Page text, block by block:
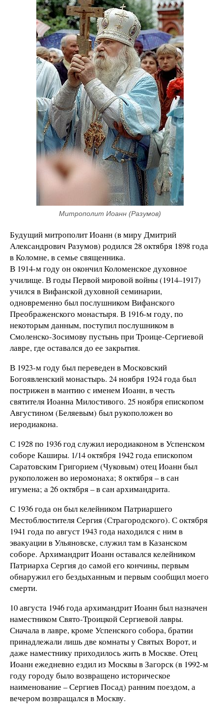
Митрополит Иоанн (Разумов)
Будущий митрополит Иоанн (в миру Дмитрий
Александрович Разумов) родился 28 октября 1898 года
в Коломне, в семье священника.
В 1914-м году он окончил Коломенское духовное
училище. В годы Первой мировой войны (1914–1917)
учился в Вифанской духовной семинарии,
одновременно был послушником Вифанского
Преображенского монастыря. В 1916-м году, по
некоторым данным, поступил послушником в
Смоленско-Зосимову пустынь при Троице-Сергиевой
лавре, где оставался до ее закрытия.
В 1923-м году был переведен в Московский
Богоявленский монастырь. 24 ноября 1924 года был
пострижен в мантию с именем Иоанн, в честь
святителя Иоанна Милостивого. 25 ноября епископом
Августином (Беляевым) был рукоположен во
иеродиакона.
С 1928 по 1936 год служил иеродиаконом в Успенском
соборе Каширы. 1/14 октября 1942 года епископом
Саратовским Григорием (Чуковым) отец Иоанн был
рукоположен во иеромонаха; 8 октября – в сан
игумена; а 26 октября – в сан архимандрита.
С 1936 года он был келейником Патриаршего
Местоблюстителя Сергия (Страгородского). С октября
1941 года по август 1943 года находился с ним в
эвакуации в Ульяновске, служил там в Казанском
соборе. Архимандрит Иоанн оставался келейником
Патриарха Сергия до самой его кончины, первым
обнаружил его бездыханным и первым сообщил моего
смерти.
10 августа 1946 года архимандрит Иоанн был назначен
наместником Свято-Троицкой Сергиевой лавры.
Сначала в лавре, кроме Успенского собора, братии
принадлежали лишь две комнаты у Святых Ворот, и
даже наместнику приходилось жить в Москве. Отец
Иоанн ежедневно ездил из Москвы в Загорск (в 1992-м
году городу было возвращено историческое
наименование – Сергиев Посад) ранним поездом, а
вечером возвращался в Москву.